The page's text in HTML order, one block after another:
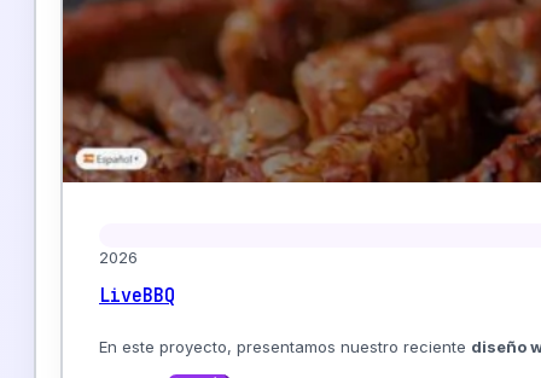
2026
LiveBBQ
En este proyecto, presentamos nuestro reciente diseño